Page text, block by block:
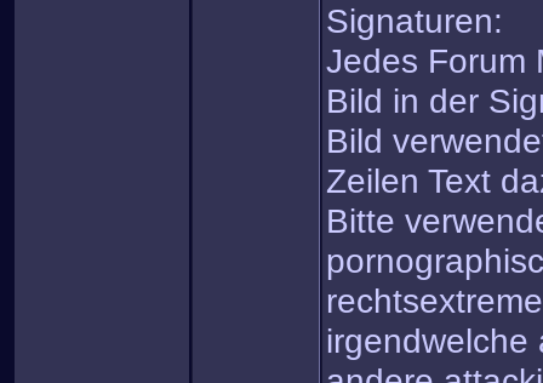
Signaturen:
Jedes Forum
Bild in der
Bild
Zeilen Text
Bitte
irgendwelche